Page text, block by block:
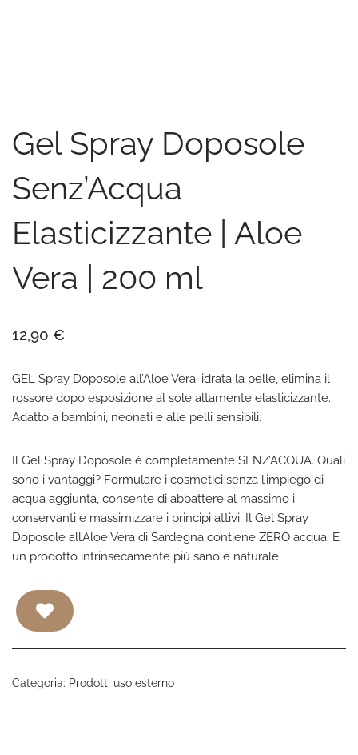
Gel Spray Doposole
Senz’Acqua
Elasticizzante | Aloe
Vera | 200 ml
12,90 €
GEL Spray Doposole all’Aloe Vera: idrata la pelle, elimina il
rossore dopo esposizione al sole altamente elasticizzante.
Adatto a bambini, neonati e alle pelli sensibili.
Il Gel Spray Doposole è completamente SENZ’ACQUA. Quali
sono i vantaggi? Formulare i cosmetici senza l’impiego di
acqua aggiunta, consente di abbattere al massimo i
conservanti e massimizzare i principi attivi. Il Gel Spray
Doposole all’Aloe Vera di Sardegna contiene ZERO acqua. E’
un prodotto intrinsecamente più sano e naturale.
Categoria: Prodotti uso esterno